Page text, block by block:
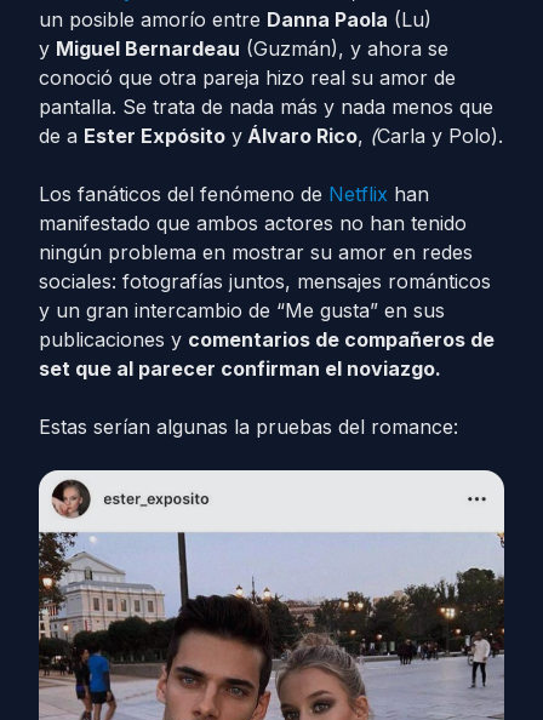
un posible amorío entre Danna Paola (Lu)
y Miguel Bernardeau (Guzmán), y ahora se
conoció que otra pareja hizo real su amor de
pantalla. Se trata de nada más y nada menos que
de a Ester Expósito y Álvaro Rico, (Carla y Polo).
Los fanáticos del fenómeno de Netflix han
manifestado que ambos actores no han tenido
ningún problema en mostrar su amor en redes
sociales: fotografías juntos, mensajes románticos
y un gran intercambio de “Me gusta” en sus
publicaciones y comentarios de compañeros de
set que al parecer confirman el noviazgo.
Estas serían algunas la pruebas del romance: